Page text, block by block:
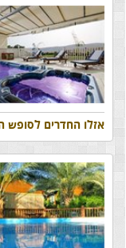
אזלו החדרים לסופש